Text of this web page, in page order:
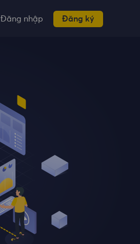
Đăng nhập Đăng ký